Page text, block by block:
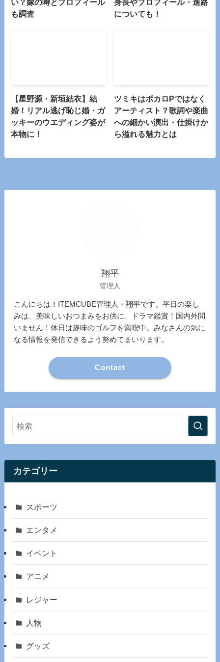
も調査
についても！
【星野源・新垣結衣】結
婚！リアル逃げ恥じ婚・ガ
ッキーのウエディング姿が
本物に！
ツミキはボカロPではなく
アーティスト？歌詞や楽曲
への細かい演出・仕掛けか
ら溢れる魅力とは
翔平
管理人
こんにちは！ITEMCUBE管理人・翔平です。平日の楽し
みは、美味しいおつまみをお供に、ドラマ鑑賞！国内外問
いません！休日は趣味のゴルフを満喫中。みなさんの気に
なる情報を発信できるよう努めてまいります。
Contact
カテゴリー
スポーツ
エンタメ
イベント
アニメ
レジャー
人物
グッズ